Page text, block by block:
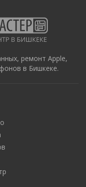
ремонт Apple,
в Бишкеке.